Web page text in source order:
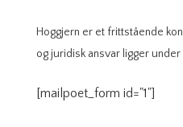
Hoggjern er et frittstående
og juridisk ansvar ligger under
[mailpoet_form id="1"]